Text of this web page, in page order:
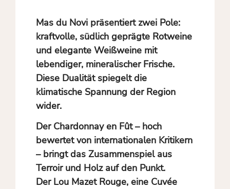
Mas du Novi präsentiert zwei Pole:
kraftvolle, südlich geprägte Rotweine
und elegante Weißweine mit
lebendiger, mineralischer Frische.
Diese Dualität spiegelt die
klimatische Spannung der Region
wider.
Der Chardonnay en Fût – hoch
bewertet von internationalen Kritikern
– bringt das Zusammenspiel aus
Terroir und Holz auf den Punkt.
Der Lou Mazet Rouge, eine Cuvée